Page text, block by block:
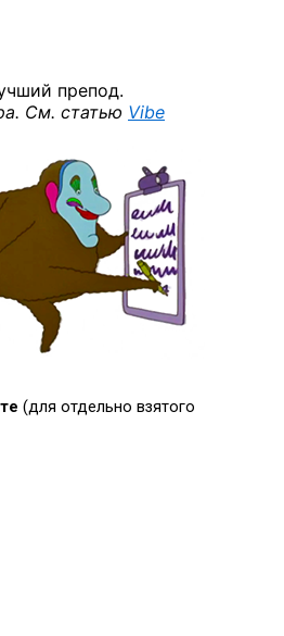
препод.
См. статью Vibe